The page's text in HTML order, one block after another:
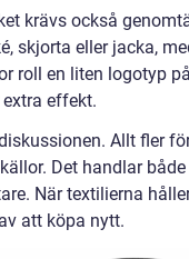
krävs också
skjorta eller jacka,
roll en liten logotyp
effekt.
Allt fler
Det handlar
När textilierna
att köpa nytt.